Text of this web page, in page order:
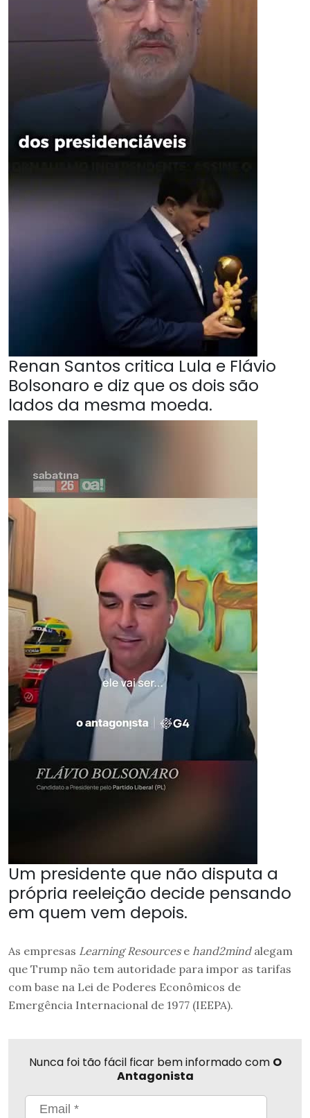
Renan Santos critica Lula e Flávio
Bolsonaro e diz que os dois são
lados da mesma moeda.
Um presidente que não disputa a
própria reeleição decide pensando
em quem vem depois.
As empresas Learning Resourcese hand2mindalegam
que Trump não tem autoridade para impor as tarifas
com base na Lei de Poderes Econômicos de
Emergência Internacional de 1977 (IEEPA).
Nunca foi tão fácil ficar bem informado com O
Antagonista